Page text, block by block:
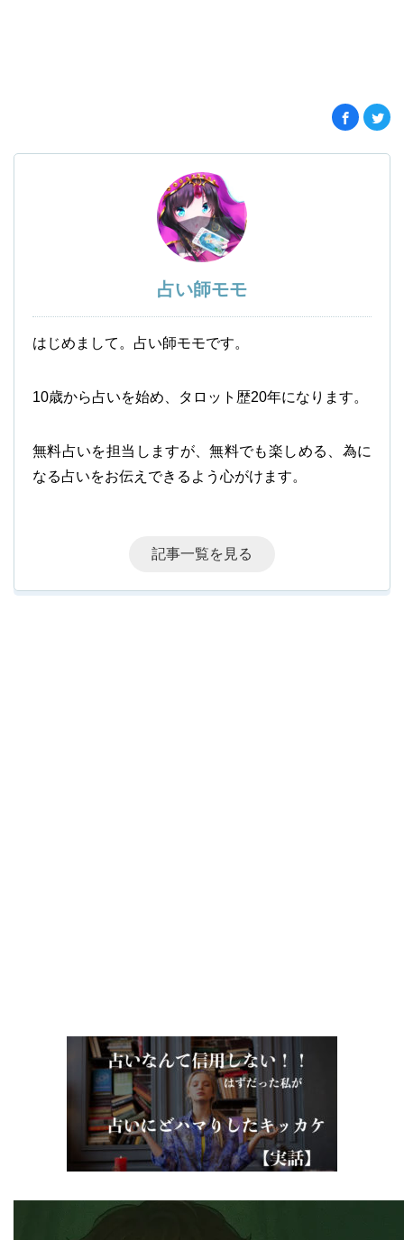
占い師モモ
はじめまして。占い師モモです。
10歳から占いを始め、タロット歴20年になります。
無料占いを担当しますが、無料でも楽しめる、為に
なる占いをお伝えできるよう心がけます。
記事一覧を見る